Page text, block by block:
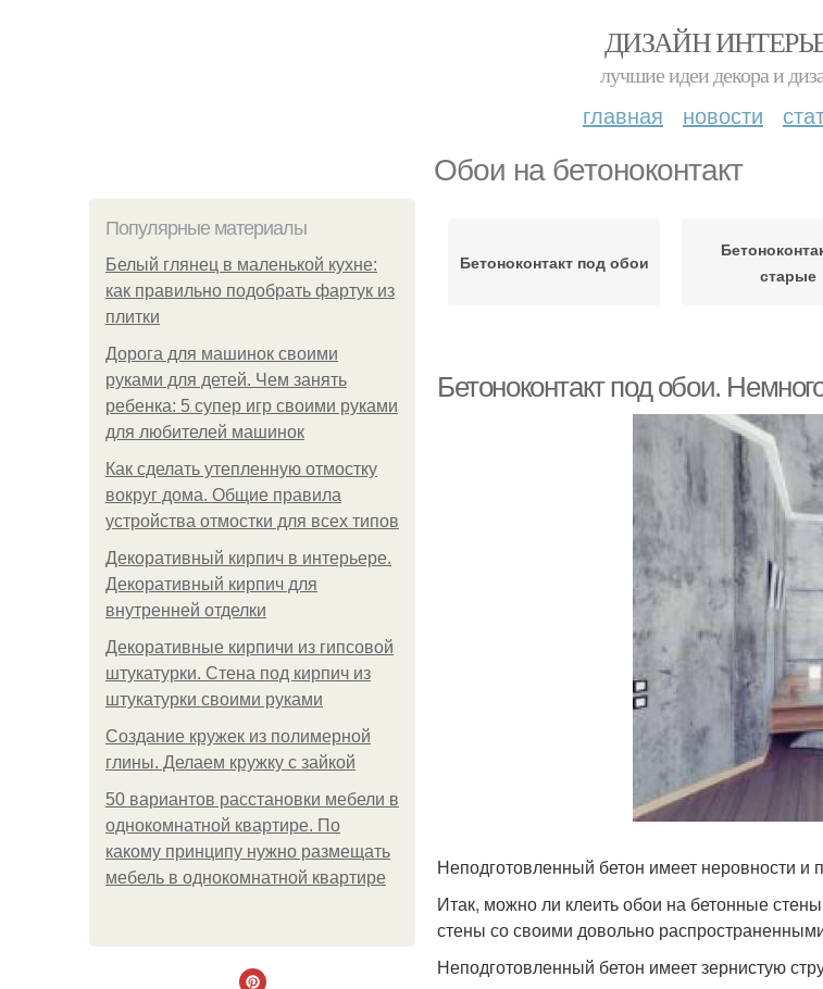
ДИЗАЙН
лучшие идеи декора и
главная новости
Обои на бетоноконтакт
Популярные материалы
Белый глянец в маленькой кухне:
как правильно подобрать фартук из
плитки
Дорога для машинок своими
руками для детей. Чем занять
ребенка: 5 супер игр своими руками
для любителей машинок
Как сделать утепленную отмостку
вокруг дома. Общие правила
устройства отмостки для всех типов
Декоративный кирпич в интерьере.
Декоративный кирпич для
внутренней отделки
Декоративные кирпичи из гипсовой
штукатурки. Стена под кирпич из
штукатурки своими руками
Создание кружек из полимерной
глины. Делаем кружку с зайкой
50 вариантов расстановки мебели в
однокомнатной квартире. По
какому принципу нужно размещать
мебель в однокомнатной квартире
Бетоноконтакт под обои
старые
Бетоноконтакт под обои.
Неподготовленный бетон имеет неровности и
Итак, можно ли клеить обои на бетонные
стены со своими довольно
Неподготовленный бетон имеет зернистую